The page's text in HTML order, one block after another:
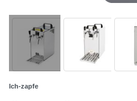
Ich-zapfe